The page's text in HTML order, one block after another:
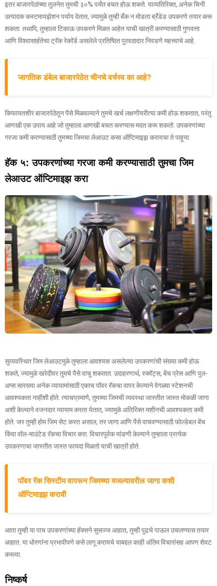
इतर बाजारपेठांच्या तुलनेत तुमची ३०% पर्यंत बचत होऊ शकते. याव्यतिरिक्त, अनेक चिनी
उत्पादक कस्टमायझेशन पर्याय देतात, ज्यामुळे तुम्ही बँक न मोडता ब्रँडेड उपकरणे तयार करू
शकता. तथापि, तुम्हाला टिकाऊ उपकरणे मिळत आहेत याची खात्री करण्यासाठी गुणवत्ता
आणि विश्वासार्हतेचा ट्रॅक रेकॉर्ड असलेले प्रतिष्ठित पुरवठादार निवडणे महत्त्वाचे आहे.
जागतिक डंबेल बाजारपेठेत चीनचे वर्चस्व का आहे?
किफायतशीर बाजारपेठेतून पैसे मिळवल्याने तुमचे खर्च लक्षणीयरीत्या कमी होऊ शकतात, परंतु
आणखी एक उपाय आहे जो तुम्हाला आणखी बचत करण्यास मदत करू शकतो. उपकरणांच्या
गरजा कमी करण्यासाठी तुमच्या जिमचा लेआउट कसा ऑप्टिमाइझ करायचा ते पाहूया.
हॅक ५: उपकरणांच्या गरजा कमी करण्यासाठी तुमचा जिम
लेआउट ऑप्टिमाइझ करा
सुव्यवस्थित जिम लेआउटमुळे तुम्हाला आवश्यक असलेल्या उपकरणांची संख्या कमी होऊ
शकते, ज्यामुळे खरेदीवर तुमचे पैसे वाचू शकतात. उदाहरणार्थ, स्क्वॅट्स, बेंच प्रेस आणि पुल-
अप्स सारख्या अनेक व्यायामांसाठी एकाच पॉवर रॅकचा वापर केल्याने वेगळ्या स्टेशनची
आवश्यकता नाहीशी होते. त्याचप्रमाणे, तुमच्या जिमची व्यवस्था जास्तीत जास्त मोकळी जागा
अशी केल्याने वजनदार व्यायाम करता येतात, ज्यामुळे अतिरिक्त मशीनची आवश्यकता कमी
होते. जर तुम्ही होम जिम सेट करत असाल, तर जागा आणि पैसे वाचवण्यासाठी फोल्डेबल बेंच
किंवा वॉल-माउंटेड रॅकचा विचार करा. विचारपूर्वक मांडणी केल्याने तुम्हाला प्रत्येक
उपकरणाचा जास्तीत जास्त फायदा मिळतो याची खात्री होते.
पॉवर रॅक सिस्टीम वापरून जिमच्या मजल्यावरील जागा कशी
ऑप्टिमाइझ करावी
आता तुम्ही या पाच उपकरणांच्या हॅक्सने सुसज्ज आहात, तुम्ही पुढचे पाऊल उचलण्यास तयार
आहात. या धोरणांना प्रभावीपणे कसे लागू करायचे याबद्दल काही अंतिम विचारांसह आपण शेवट
करूया.
निष्कर्ष